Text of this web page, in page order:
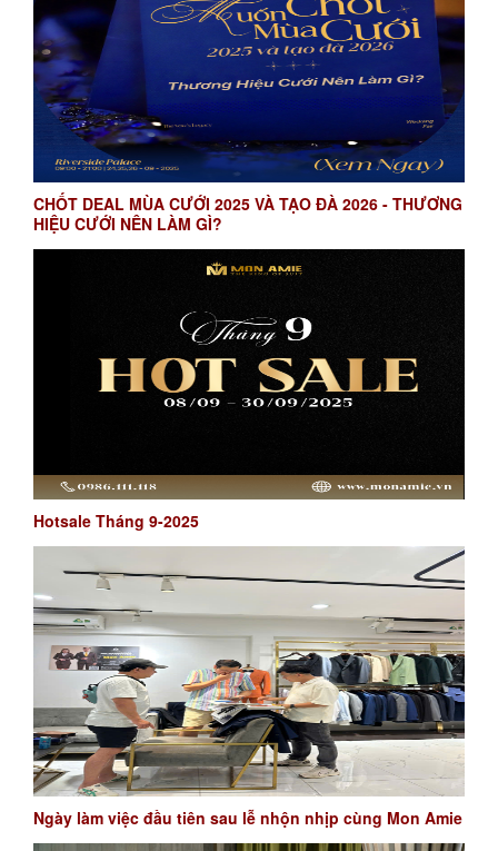
CHỐT DEAL MÙA CƯỚI 2025 VÀ TẠO ĐÀ 2026 - THƯƠNG
HIỆU CƯỚI NÊN LÀM GÌ?
Hotsale Tháng 9-2025
Ngày làm việc đầu tiên sau lễ nhộn nhịp cùng Mon Amie